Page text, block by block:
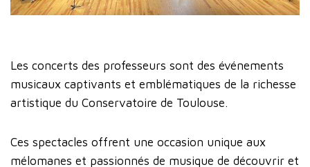
Les concerts des professeurs sont des événements
musicaux captivants et emblématiques de la richesse
artistique du Conservatoire de Toulouse.
Ces spectacles offrent une occasion unique aux
mélomanes et passionnés de musique de découvrir et